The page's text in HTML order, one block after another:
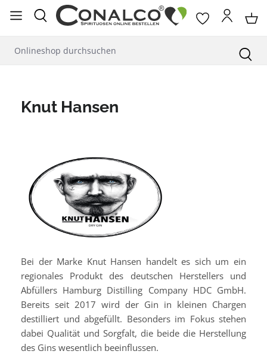
springen
Knut Hansen
Bei der Marke Knut Hansen handelt es sich um ein
regionales Produkt des deutschen Herstellers und
Abfüllers Hamburg Distilling Company HDC GmbH.
Bereits seit 2017 wird der Gin in kleinen Chargen
destilliert und abgefüllt. Besonders im Fokus stehen
dabei Qualität und Sorgfalt, die beide die Herstellung
des Gins wesentlich beeinflussen.